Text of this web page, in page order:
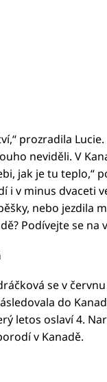
prozradila
neviděli. V
jak je tu teplo,“
i v minus dvaceti
nebo jezdila
Podívejte se na
se v
do
letos oslaví 4.
v Kanadě.